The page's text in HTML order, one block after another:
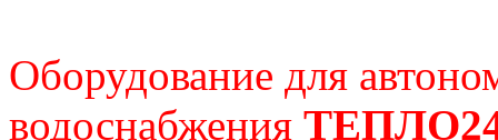
Оборудование для
водоснабжения